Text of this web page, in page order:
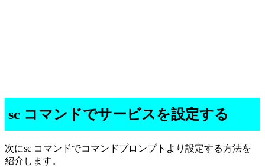
sc コマンドでサービスを設定する
次にsc コマンドでコマンドプロンプトより設定する方法を
紹介します。